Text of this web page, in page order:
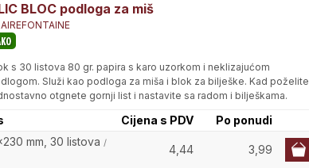
BLOC podloga za miš
s 30 listova 80 gr. papira s karo uzorkom i neklizajućom
Služi kao podloga za miša i blok za bilješke. Kad poželite
otgnete gornji list i nastavite sa radom i bilješkama.
Cijena s PDV Po ponudi
mm, 30 listova /
4,44 3,99